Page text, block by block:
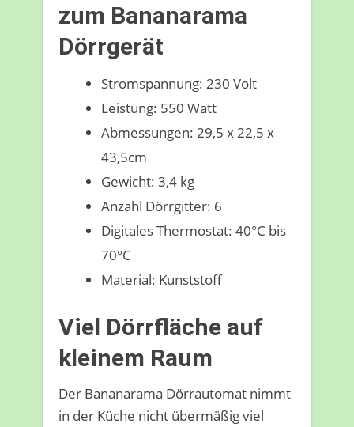
zum Bananarama
Dörrgerät
Stromspannung: 230 Volt
Leistung: 550 Watt
Abmessungen: 29,5 x 22,5 x
43,5cm
Gewicht: 3,4 kg
Anzahl Dörrgitter: 6
Digitales Thermostat: 40°C bis
70°C
Material: Kunststoff
Viel Dörrfläche auf
kleinem Raum
Der Bananarama Dörrautomat nimmt
in der Küche nicht übermäßig viel